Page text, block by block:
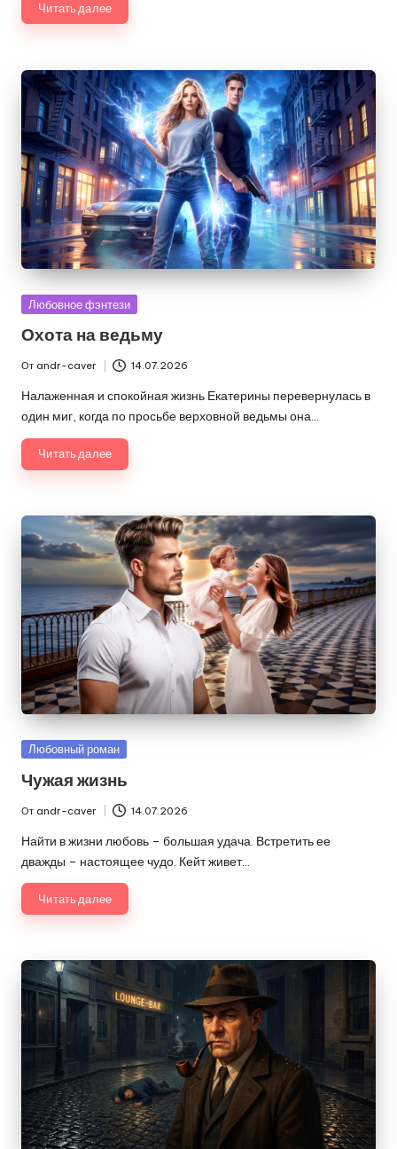
Читать далее
Опубликовано
Любовное фэнтези
Охота на ведьму
от
От andr-caver 14.07.2026
Налаженная и спокойная жизнь Екатерины перевернулась в
один миг, когда по просьбе верховной ведьмы она…
Читать далее
Опубликовано
Любовный роман
Чужая жизнь
Запись
от
От andr-caver 14.07.2026
Найти в жизни любовь – большая удача. Встретить ее
дважды – настоящее чудо. Кейт живет…
Читать далее